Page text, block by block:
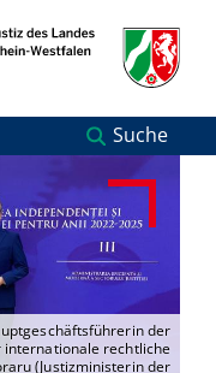
Suche
der
internationale rechtliche
(Justizministerin der